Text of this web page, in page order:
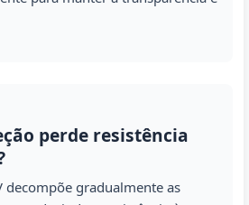
perde resistência
decompõe gradualmente as